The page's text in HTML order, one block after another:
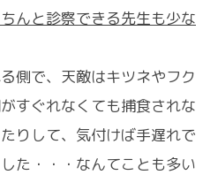
んと診察できる先生も少な
側で、天敵はキツネやフク
すぐれなくても捕食されな
りして、気付けば手遅れで
た・・・なんてことも多い